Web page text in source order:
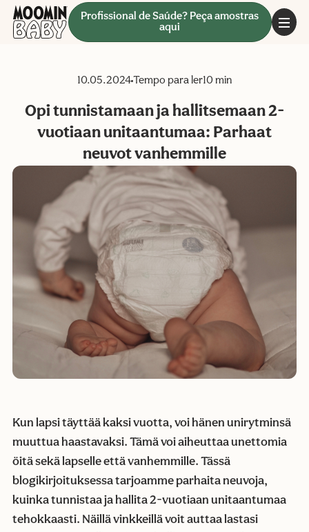
Profissional de Saúde? Peça amostras
aqui
10.05.2024Tempo para ler10 min
Opi tunnistamaan ja hallitsemaan 2-
vuotiaan unitaantumaa: Parhaat
neuvot vanhemmille
Kun lapsi täyttää kaksi vuotta, voi hänen unirytminsä
muuttua haastavaksi. Tämä voi aiheuttaa unettomia
öitä sekä lapselle että vanhemmille. Tässä
blogikirjoituksessa tarjoamme parhaita neuvoja,
kuinka tunnistaa ja hallita 2-vuotiaan unitaantumaa
tehokkaasti. Näillä vinkkeillä voit auttaa lastasi